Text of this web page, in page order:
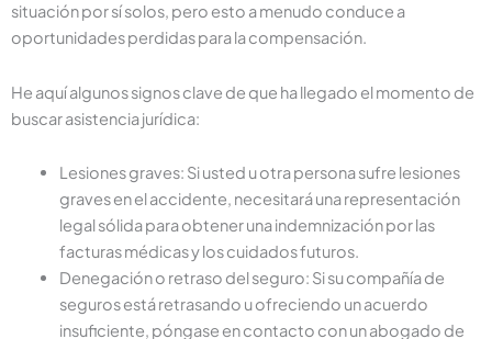
situación por sí solos, pero esto a menudo conduce a
oportunidades perdidas para la compensación.
He aquí algunos signos clave de que ha llegado el momento de
buscar asistencia jurídica:
Lesiones graves: Si usted u otra persona sufre lesiones
graves en el accidente, necesitará una representación
legal sólida para obtener una indemnización por las
facturas médicas y los cuidados futuros.
Denegación o retraso del seguro: Si su compañía de
seguros está retrasando u ofreciendo un acuerdo
insuficiente, póngase en contacto con un abogado de